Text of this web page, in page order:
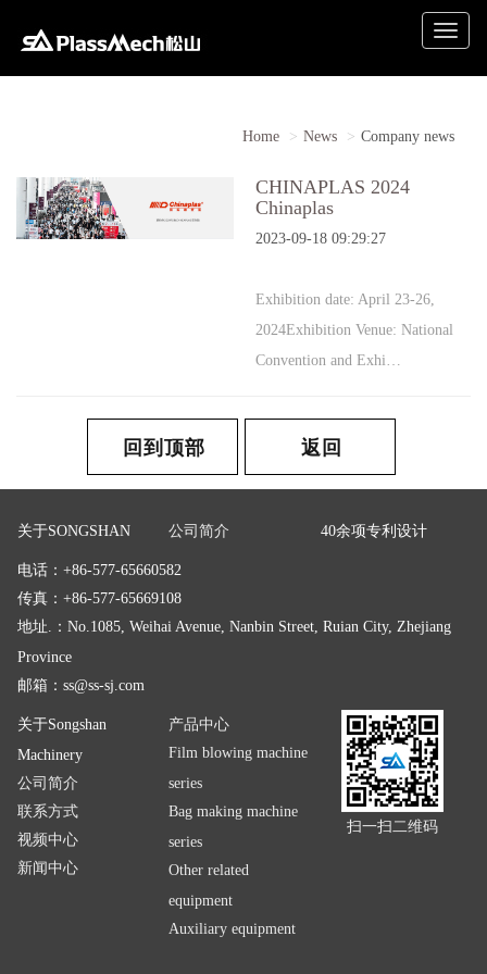
Toggle
Home News Company news
CHINAPLAS 2024
Chinaplas
2023-09-18 09:29:27
Exhibition date: April 23-26,
2024Exhibition Venue: National
Convention and Exhi…
回到顶部 返回
关于SONGSHAN 公司简介 40余项专利设计
电话：+86-577-65660582
传真：+86-577-65669108
地址.：No.1085, Weihai Avenue, Nanbin Street, Ruian City, Zhejiang
Province
邮箱： ss@ss-sj.com
关于Songshan
Machinery
公司简介
联系方式
视频中心
新闻中心
产品中心
Film blowing machine
series
Bag making machine
series
Other related
equipment
Auxiliary equipment
扫一扫二维码